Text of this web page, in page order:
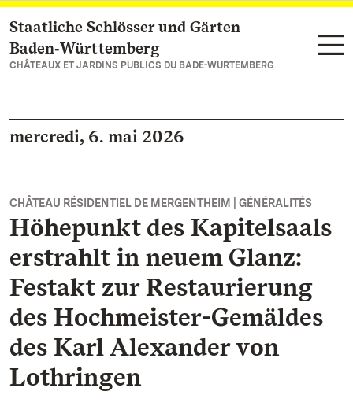
Vers la page d’accueil
Staatliche Schlösser und Gärten
Baden‑Württemberg
CHÂTEAUX ET JARDINS PUBLICS DU BADE-WURTEMBERG
mercredi, 6. mai 2026
CHÂTEAU RÉSIDENTIEL DE MERGENTHEIM | GÉNÉRALITÉS
Höhepunkt des Kapitelsaals
erstrahlt in neuem Glanz:
Festakt zur Restaurierung
des Hochmeister-Gemäldes
des Karl Alexander von
Lothringen